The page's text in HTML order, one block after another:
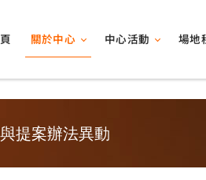
關於中心 中心活動 場地
提案辦法異動